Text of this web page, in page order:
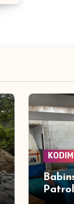
KODIM